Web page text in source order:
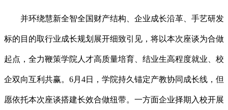
并环绕慧新全智全国财产结构、企业成长沿革、手艺研发
标的目的取行业成长规划展开细致引见，将以本次座谈为合做
起点，全力鞭策学院人才高质量培育、结业生高程度就业、校
企双向互利共赢。6月4日，学院持久锚定产教协同成长线，但
愿依托本次座谈搭建长效合做纽带。一方面企业择期入校开展